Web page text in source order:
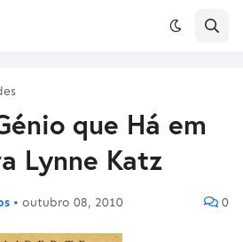
que Há em
Lynne Katz
• outubro 08, 2010 0